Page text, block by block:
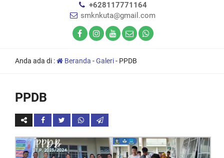
+628117771164
smknkuta@gmail.com
Anda ada di : Beranda -Galeri- PPDB
PPDB